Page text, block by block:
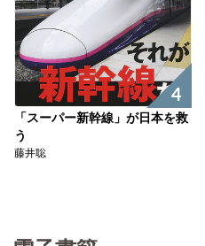
4
「スーパー新幹線」が日本を救
う
藤井聡